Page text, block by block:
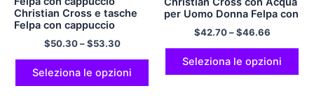
Christian Cross e tasche
Felpa con cappuccio
sfumata rosa e azzurro
Felpa con cappuccio
oversize imbottita in
cotone Comodo comfort e
morbida felpa con
$50.30–$53.30
Seleziona le opzioni
per Uomo Donna Felpa con
Cappuccio Grafica con
Stampa 3D Felpa con
Cappuccio Croce Pullover
Cool Divertente Novità
Felpa con Cappuccio con
$42.70–$46.66
Seleziona le opzioni